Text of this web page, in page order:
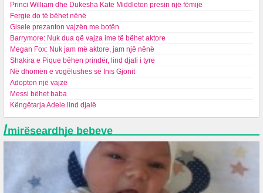
Princi William dhe Dukesha Kate Middleton presin një fëmijë
Fergie do të bëhet nënë
Gisele prezanton vajzën me botën
Barrymore: Nuk dua që vajza ime të bëhet aktore
Megan Fox: Nuk jam më aktore, jam një nënë
Shakira e Pique bëhen prindër, lind djali i tyre
Në dhomën e vogëlushes së Inis Gjonit
Adopton një vajzë
Messi bëhet baba
Këngëtarja Adele lind djalë
/mirëseardhje bebeve